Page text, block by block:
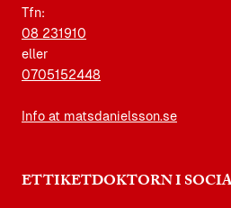
Tfn:
08 231910
eller
0705152448
Info at matsdanielsson.se
ETTIKETDOKTORN I